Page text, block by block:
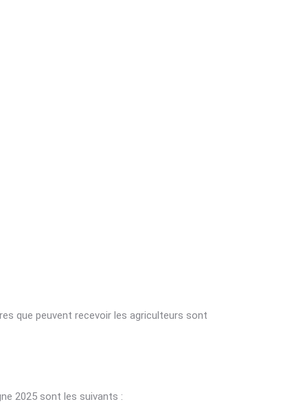
que peuvent recevoir les agriculteurs sont
2025 sont les suivants :